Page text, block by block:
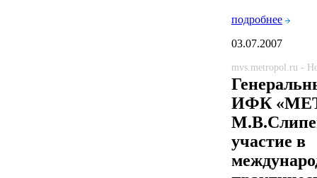
подробнее
03.07.2007
mvs.metropol.ru -
ИФК
участие в